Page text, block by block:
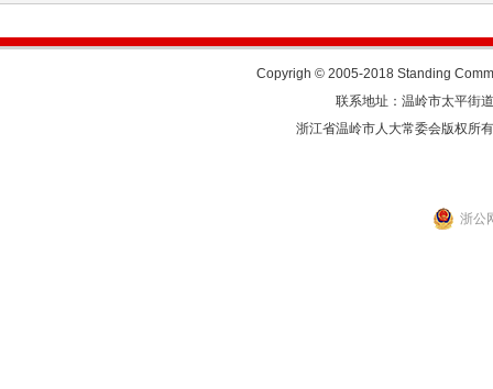
Copyrigh © 2005-2018 Standing
联系地址：温岭市太平
浙江省温岭市人大常委会版权所
浙公